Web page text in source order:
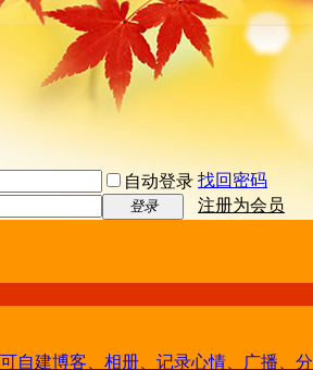
自动登录 找回密码
登录
注册为会员
自建博客、相册、记录心情、广播、